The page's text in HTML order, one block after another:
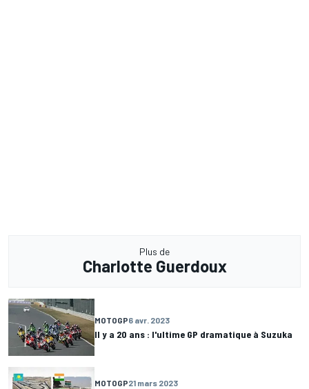
Plus de
Charlotte Guerdoux
MOTOGP6 avr. 2023
Il y a 20 ans : l'ultime GP dramatique à Suzuka
MOTOGP21 mars 2023